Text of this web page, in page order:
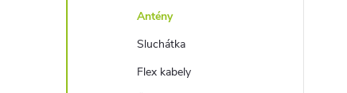
Antény
Sluchátka
Flex kabely